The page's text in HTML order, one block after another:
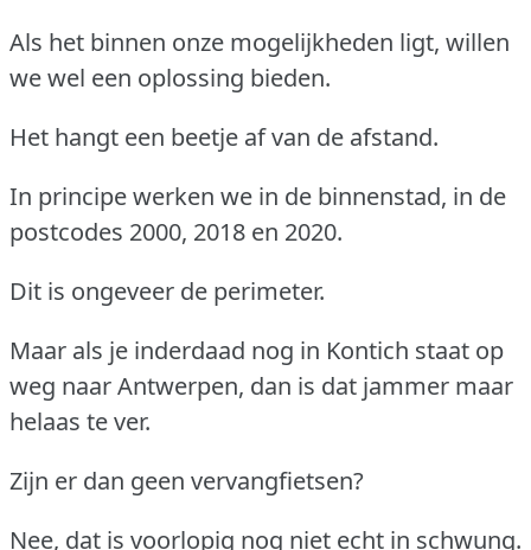
Als het binnen onze mogelijkheden ligt, willen
we wel een oplossing bieden.
Het hangt een beetje af van de afstand.
In principe werken we in de binnenstad, in de
postcodes 2000, 2018 en 2020.
Dit is ongeveer de perimeter.
Maar als je inderdaad nog in Kontich staat op
weg naar Antwerpen, dan is dat jammer maar
helaas te ver.
Zijn er dan geen vervangfietsen?
Nee, dat is voorlopig nog niet echt in schwung.